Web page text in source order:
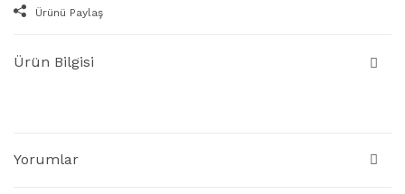
Ürünü Paylaş
Ürün Bilgisi
Yorumlar